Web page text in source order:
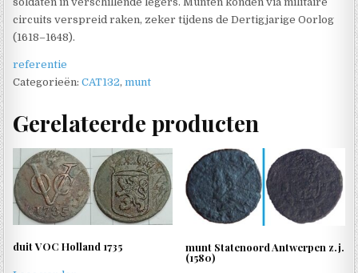
circuits verspreid raken, zeker tijdens de Dertigjarige Oorlog
(1618–1648).
referentie
Categorieën:CAT132,munt
Gerelateerde producten
duit VOC Holland 1735 munt Statenoord Antwerpen z.j.
(1580)